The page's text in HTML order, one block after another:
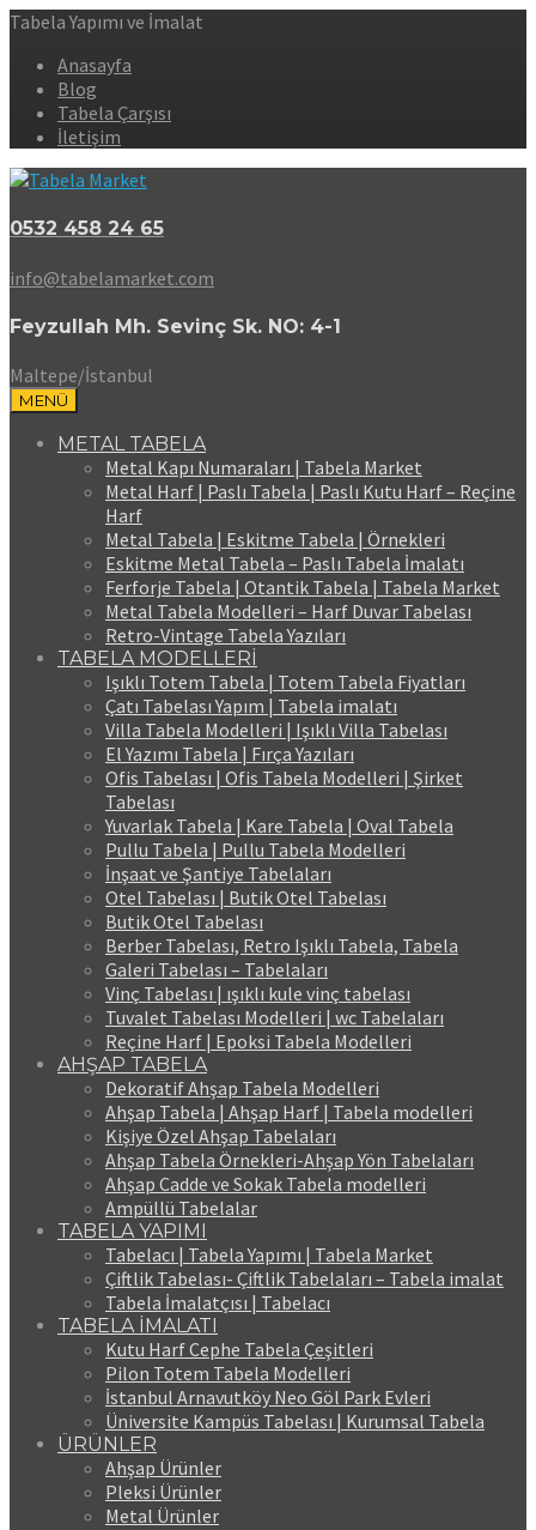
Tabela Yapımı ve İmalat
Anasayfa
Blog
Tabela Çarşısı
İletişim
0532 458 24 65
info@tabelamarket.com
Feyzullah Mh. Sevinç Sk. NO: 4-1
Maltepe/İstanbul
MENÜ
METAL TABELA
Metal Kapı Numaraları | Tabela Market
Metal Harf | Paslı Tabela | Paslı Kutu Harf – Reçine
Harf
Metal Tabela | Eskitme Tabela | Örnekleri
Eskitme Metal Tabela – Paslı Tabela İmalatı
Ferforje Tabela | Otantik Tabela | Tabela Market
Metal Tabela Modelleri – Harf Duvar Tabelası
Retro-Vintage Tabela Yazıları
TABELA MODELLERİ
Işıklı Totem Tabela | Totem Tabela Fiyatları
Çatı Tabelası Yapım | Tabela imalatı
Villa Tabela Modelleri | Işıklı Villa Tabelası
El Yazımı Tabela | Fırça Yazıları
Ofis Tabelası | Ofis Tabela Modelleri | Şirket
Tabelası
Yuvarlak Tabela | Kare Tabela | Oval Tabela
Pullu Tabela | Pullu Tabela Modelleri
İnşaat ve Şantiye Tabelaları
Otel Tabelası | Butik Otel Tabelası
Butik Otel Tabelası
Berber Tabelası, Retro Işıklı Tabela, Tabela
Galeri Tabelası – Tabelaları
Vinç Tabelası | ışıklı kule vinç tabelası
Tuvalet Tabelası Modelleri | wc Tabelaları
Reçine Harf | Epoksi Tabela Modelleri
AHŞAP TABELA
Dekoratif Ahşap Tabela Modelleri
Ahşap Tabela | Ahşap Harf | Tabela modelleri
Kişiye Özel Ahşap Tabelaları
Ahşap Tabela Örnekleri-Ahşap Yön Tabelaları
Ahşap Cadde ve Sokak Tabela modelleri
Ampüllü Tabelalar
TABELA YAPIMI
Tabelacı | Tabela Yapımı | Tabela Market
Çiftlik Tabelası- Çiftlik Tabelaları – Tabela imalat
Tabela İmalatçısı | Tabelacı
TABELA İMALATI
Kutu Harf Cephe Tabela Çeşitleri
Pilon Totem Tabela Modelleri
İstanbul Arnavutköy Neo Göl Park Evleri
Üniversite Kampüs Tabelası | Kurumsal Tabela
ÜRÜNLER
Ahşap Ürünler
Pleksi Ürünler
Metal Ürünler